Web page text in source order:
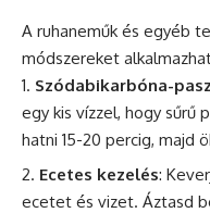
A ruhaneműk és egyéb
módszereket
Szódabikarbóna-
egy kis vízzel, hogy sűrű
hatni 15-20 percig, majd
Ecetes kezelés:
ecetet és vizet. Áztasd